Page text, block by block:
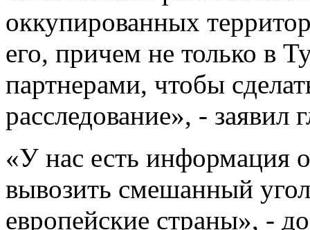
оккупированных
его, причем не только в
партнерами, чтобы
расследование», -
«У нас есть информация
вывозить смешанный
европейские страны», -